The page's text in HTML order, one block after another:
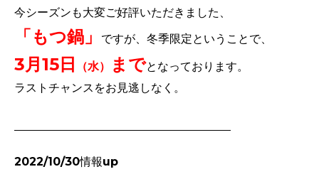
今シーズンも大変ご好評いただきました、
「もつ鍋」 ですが、冬季限定ということで、
3月15日 （水） までとなっております。
ラストチャンスをお見逃しなく。
2022/10/30情報up